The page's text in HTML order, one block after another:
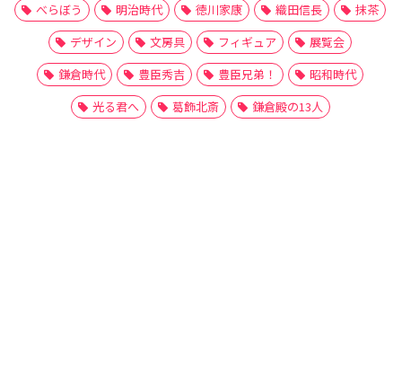
べらぼう
明治時代 徳川家康 織田信長
抹茶
デザイン
文房具 フィギュア
展覧会
鎌倉時代
豊臣秀吉 豊臣兄弟！
昭和時代
光る君へ
葛飾北斎 鎌倉殿の13人